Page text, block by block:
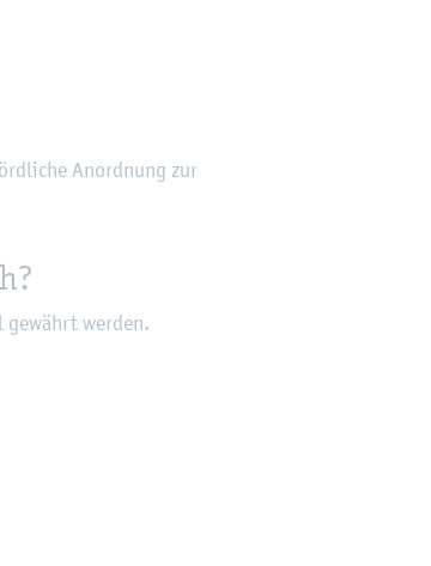
An­ord­nung zur
ge­währt wer­den.